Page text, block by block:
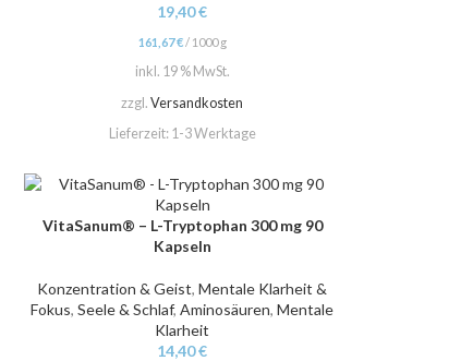
19,40€
161,67€/ 1000 g
inkl. 19 % MwSt.
zzgl.Versandkosten
Lieferzeit: 1-3 Werktage
IN DEN WARENKORB
VitaSanum® – L-Tryptophan 300 mg 90
Kapseln
Konzentration & Geist,Mentale Klarheit &
Fokus,Seele & Schlaf,Aminosäuren,Mentale
Klarheit
14,40€